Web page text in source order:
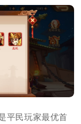
平民玩家最优首